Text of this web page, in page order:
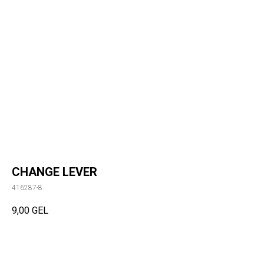
CHANGE LEVER
416287-8
9,00 GEL